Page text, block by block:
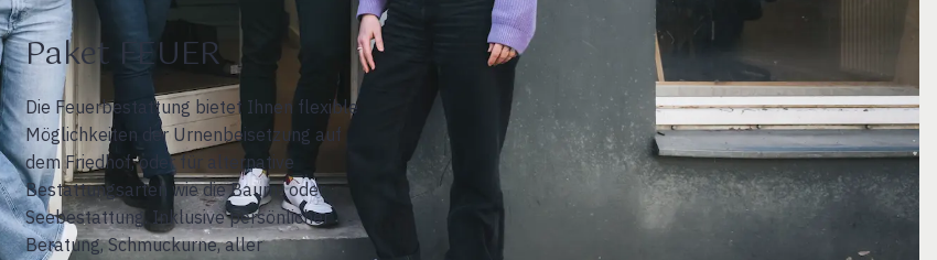
Paket FEUER
Die Feuerbestattung bietet Ihnen flexible
Möglichkeiten der Urnenbeisetzung auf
dem Friedhof, oder für alternative
Bestattungsarten wie die Baum- oder
Seebestattung. Inklusive persönlicher
Beratung, Schmuckurne, aller